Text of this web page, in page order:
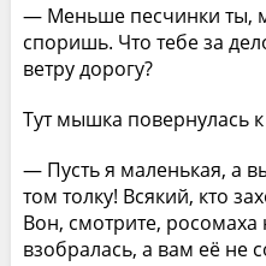
— Меньше песчинки ты,
споришь. Что тебе за
ветру дорогу?
Тут мышка повернулась
— Пусть я маленькая, а
том толку! Всякий, кто
Вон, смотрите,
взобралась, а вам её не